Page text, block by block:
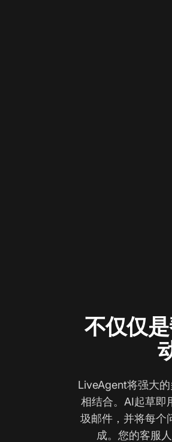
不仅仅
LiveAgent将强大
相结合。AI起草即
圾邮件，并将每
成。您的客服